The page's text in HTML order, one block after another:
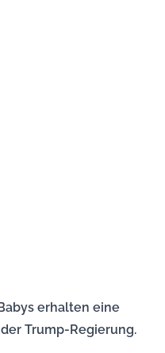
erhalten eine
Trump-Regierung.